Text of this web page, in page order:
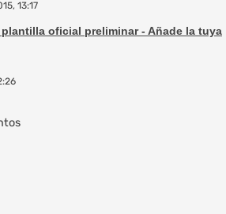
13:17
oficial preliminar - Añade la tuya